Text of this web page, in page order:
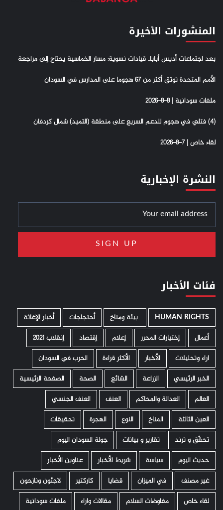
المنشورات الأخيرة
بعد اجتماعات أديس أبابا.. قيادات نسوية: مسار الخماسية يحتاج إلى مراجعة
الأمم المتحدة توثق أكثر من 67 هجوما على المدارس في السودان
ملفات سودانية | 8-8-2026
(4) فتلي في هجوم للدعم السريع على منطقة (التميد) شمال كردفان
لقاء خاص | 7-8-2026
النشرة الإخبارية
فئات الأخبار
HUMAN RIGHTS ­ بيئة ومناخ أحتجاجات
أخبار الإغاثة
أعمال
إختيارات المحرر إعلام إقتصاد
إنقلاب 2021
اراء وتحليلات
الأخبار الأكثر قراءة
الحرب في السودان
الخبر الرئيسي
الزراعة الشائع الصحة
الصفحة الرئيسية
العالم
العدالة والمحاكم العنف
العنف الجنسي
العين الثالثة
المناخ النوع الهجرة
تحقيقات
تحقّق و ترند
تقارير و بيانات
جولة السودان اليوم
حديث اليوم
سياسة شريط الأخبار
عناوين الأخبار
غير مصنف
في الميزان قضايا كاركتير
لاجئون ونازحون
لقاء خاص
مفاوضات السلام مقالات واراء ملفات سودانية